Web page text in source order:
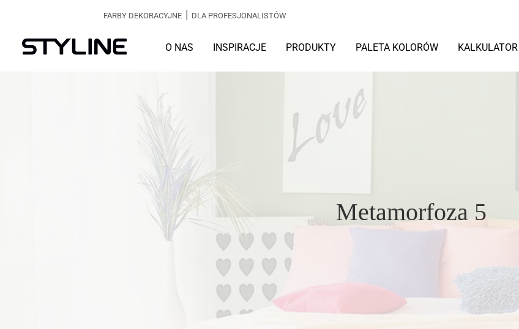
FARBY DEKORACYJNE | DLA PROFESJONALISTÓW
O NAS INSPIRACJE PRODUKTY PALETA KOLORÓW KALKULATOR
Metamorfoza 5